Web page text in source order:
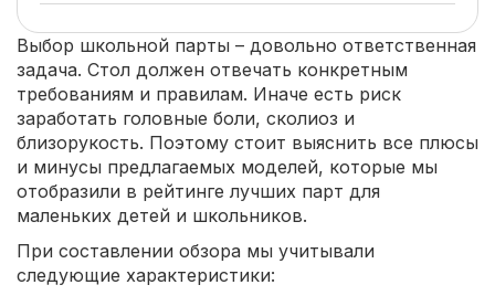
Выбор школьной парты – довольно ответственная
задача. Стол должен отвечать конкретным
требованиям и правилам. Иначе есть риск
заработать головные боли, сколиоз и
близорукость. Поэтому стоит выяснить все плюсы
и минусы предлагаемых моделей, которые мы
отобразили в рейтинге лучших парт для
маленьких детей и школьников.
При составлении обзора мы учитывали
следующие характеристики: